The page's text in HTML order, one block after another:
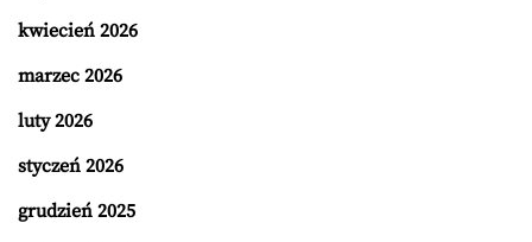
kwiecień 2026
marzec 2026
luty 2026
styczeń 2026
grudzień 2025